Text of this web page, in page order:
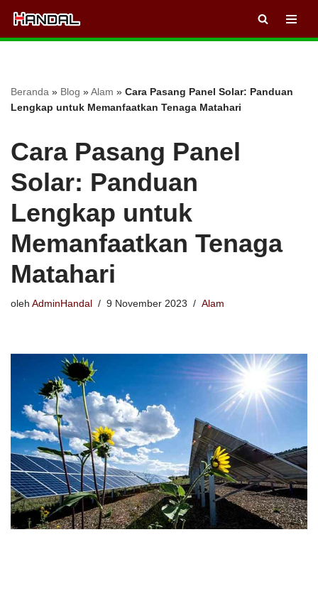
Lompat
Beranda » Blog »Alam » Cara Pasang Panel Solar: Panduan
Lengkap untuk Memanfaatkan Tenaga Matahari
Cara Pasang Panel
Solar: Panduan
Lengkap untuk
Memanfaatkan Tenaga
Matahari
oleh AdminHandal 9 November 2023 Alam